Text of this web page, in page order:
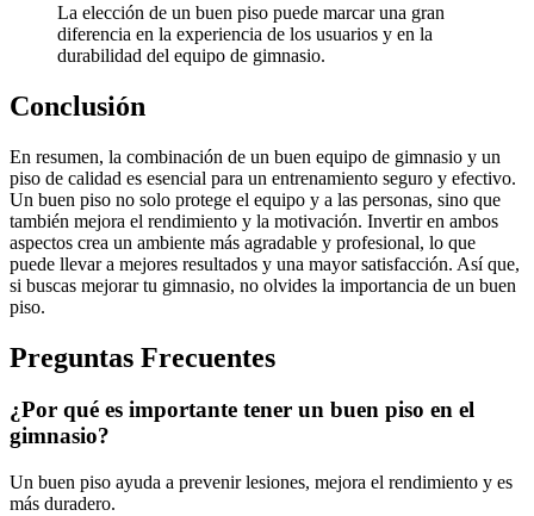
La elección de un buen piso puede marcar una gran
diferencia en la experiencia de los usuarios y en la
durabilidad del equipo de gimnasio.
Conclusión
En resumen, la combinación de un buen equipo de gimnasio y un
piso de calidad es esencial para un entrenamiento seguro y efectivo.
Un buen piso no solo protege el equipo y a las personas, sino que
también mejora el rendimiento y la motivación. Invertir en ambos
aspectos crea un ambiente más agradable y profesional, lo que
puede llevar a mejores resultados y una mayor satisfacción. Así que,
si buscas mejorar tu gimnasio, no olvides la importancia de un buen
piso.
Preguntas Frecuentes
¿Por qué es importante tener un buen piso en el
gimnasio?
Un buen piso ayuda a prevenir lesiones, mejora el rendimiento y es
más duradero.